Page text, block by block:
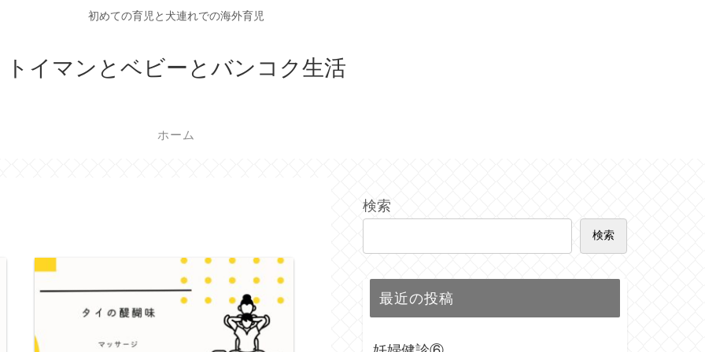
初めての育児と犬連れでの海外育児
トイマンとベビーとバンコク生活
ホーム
検索
検索
最近の投稿